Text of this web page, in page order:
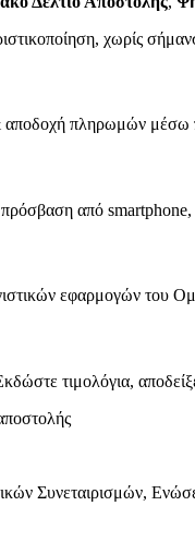
χωρίς
πληρωμών μέσω
πρόσβαση από
εφαρμογών του
τιμολόγια,
Συνεταιρισμών,